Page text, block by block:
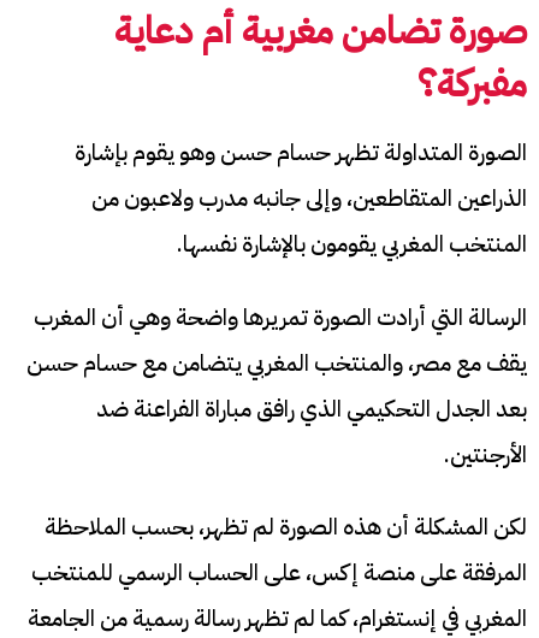
صورة تضامن مغربية أم دعاية
مفبركة؟
الصورة المتداولة تظهر حسام حسن وهو يقوم بإشارة
الذراعين المتقاطعين، وإلى جانبه مدرب ولاعبون من
المنتخب المغربي يقومون بالإشارة نفسها.
الرسالة التي أرادت الصورة تمريرها واضحة وهي أن المغرب
يقف مع مصر، والمنتخب المغربي يتضامن مع حسام حسن
بعد الجدل التحكيمي الذي رافق مباراة الفراعنة ضد
الأرجنتين.
لكن المشكلة أن هذه الصورة لم تظهر، بحسب الملاحظة
المرفقة على منصة إكس، على الحساب الرسمي للمنتخب
المغربي في إنستغرام، كما لم تظهر رسالة رسمية من الجامعة